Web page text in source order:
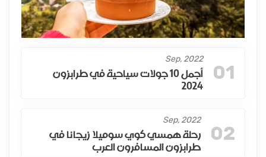
01
Sep, 2022
أجمل 10 جولات سياحية في طرابزون
2024
02
Sep, 2022
رحلة همسي كوي سوميلا زيجانا في
طرابزون المسافرون العرب